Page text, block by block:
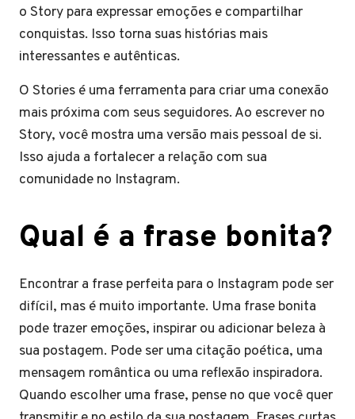
o Story para expressar emoções e compartilhar
conquistas. Isso torna suas histórias mais
interessantes e autênticas.
O Stories é uma ferramenta para criar uma conexão
mais próxima com seus seguidores. Ao escrever no
Story, você mostra uma versão mais pessoal de si.
Isso ajuda a fortalecer a relação com sua
comunidade no Instagram.
Qual é a frase bonita?
Encontrar a frase perfeita para o Instagram pode ser
difícil, mas é muito importante. Uma frase bonita
pode trazer emoções, inspirar ou adicionar beleza à
sua postagem. Pode ser uma citação poética, uma
mensagem romântica ou uma reflexão inspiradora.
Quando escolher uma frase, pense no que você quer